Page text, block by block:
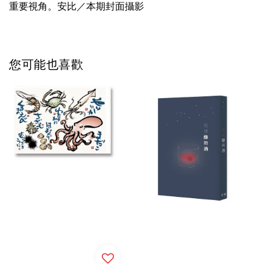
重要視角。安比／本期封面攝影
您可能也喜歡